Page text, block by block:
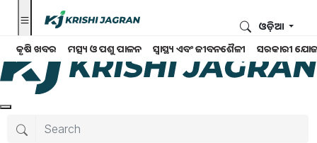
କୃଷି ଖବର ମତ୍ସ୍ୟ ଓ ପଶୁ ପାଳନ ସ୍ୱାସ୍ଥ୍ୟ ଏବଂ ଜୀବନଶୈଳୀ ସରକାରୀ
ଓଡ଼ିଆ